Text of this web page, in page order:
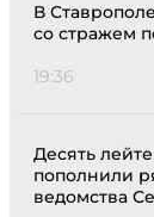
В
со стражем
19:36
Десять
пополнили
ведомства